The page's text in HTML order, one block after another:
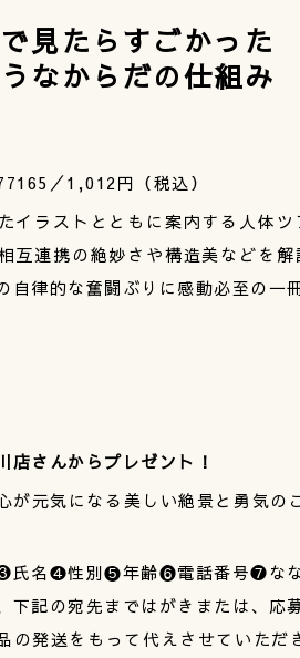
見たらすごかった
なからだの仕組み
／1,012円（税込）
イラストとともに案内する人体
互連携の絶妙さや構造美などを
自律的な奮闘ぶりに感動必至の一冊
店さんからプレゼント！
が元気になる美しい絶景と勇気の
名❹性別❺年齢❻電話番号❼なな
記の宛先まではがきまたは、応
の発送をもって代えさせていた